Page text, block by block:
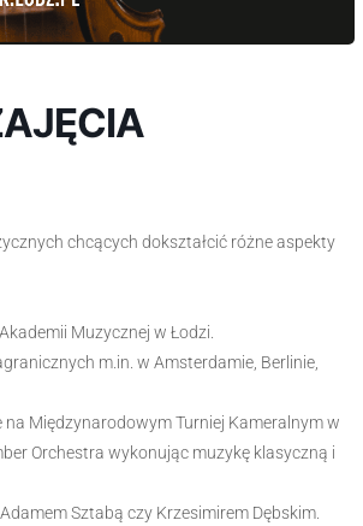
chcących dokształcić różne aspekty
Muzycznej w Łodzi.
m.in. w Amsterdamie, Berlinie,
Międzynarodowym Turniej Kameralnym w
Orchestra wykonując muzykę klasyczną i
Sztabą czy Krzesimirem Dębskim.